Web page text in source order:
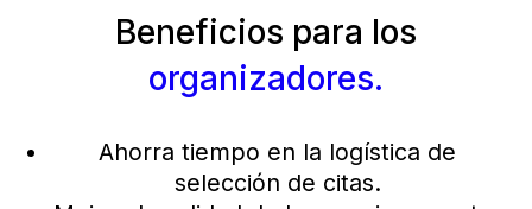
Beneficios para los
organizadores.
Ahorra tiempo en la logística de
selección de citas.